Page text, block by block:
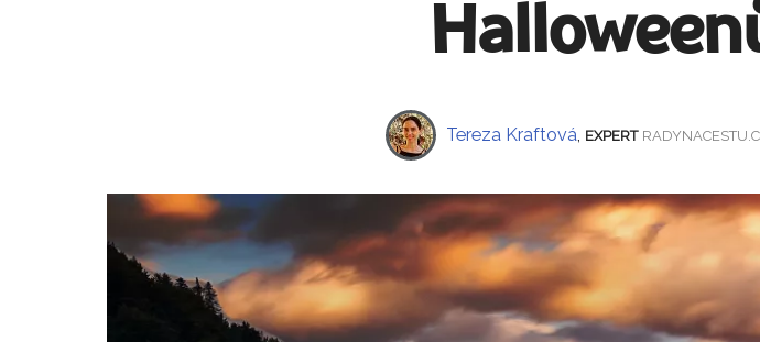
Tereza Kraftová, EXPERT